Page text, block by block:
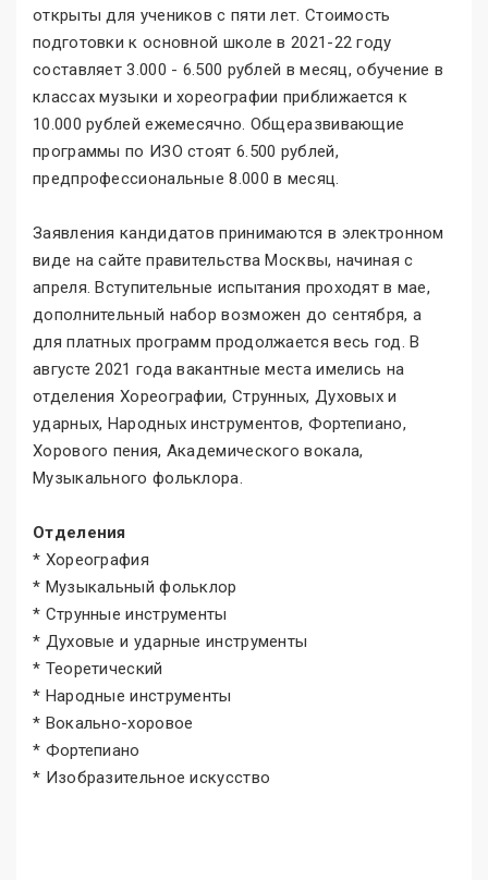
открыты для учеников с пяти лет. Стоимость
подготовки к основной школе в 2021-22 году
составляет 3.000 - 6.500 рублей в месяц, обучение в
классах музыки и хореографии приближается к
10.000 рублей ежемесячно. Общеразвивающие
программы по ИЗО стоят 6.500 рублей,
предпрофессиональные 8.000 в месяц.
Заявления кандидатов принимаются в электронном
виде на сайте правительства Москвы, начиная с
апреля. Вступительные испытания проходят в мае,
дополнительный набор возможен до сентября, а
для платных программ продолжается весь год. В
августе 2021 года вакантные места имелись на
отделения Хореографии, Струнных, Духовых и
ударных, Народных инструментов, Фортепиано,
Хорового пения, Академического вокала,
Музыкального фольклора.
Отделения
* Хореография
* Музыкальный фольклор
* Струнные инструменты
* Духовые и ударные инструменты
* Теоретический
* Народные инструменты
* Вокально-хоровое
* Фортепиано
* Изобразительное искусство